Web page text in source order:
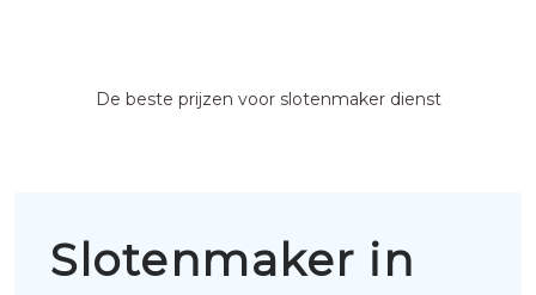
De beste prijzen voor slotenmaker dienst
Slotenmaker in